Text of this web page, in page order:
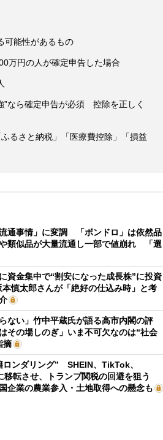
可能性があるもの
万円の人が確定申告した場合
”なら確定申告が必須 控除を正しく
るさと納税」「医療費控除」「損益
通事情」に変調 「ボンドロ」は依然品
類似品が大量流通し一部で値崩れ 「選
資金集中で“割安になった成長株”に投資
慎太郎さんが「絶好の仕込み時」と考
ない」竹中平蔵氏が語る高市内閣の評
の場しのぎ」いま不可欠なのは“社会
摘
ロンダリング” SHEIN、TikTok、
転させ、トランプ関税の回避を狙う
企業の農業参入・土地取得への懸念も